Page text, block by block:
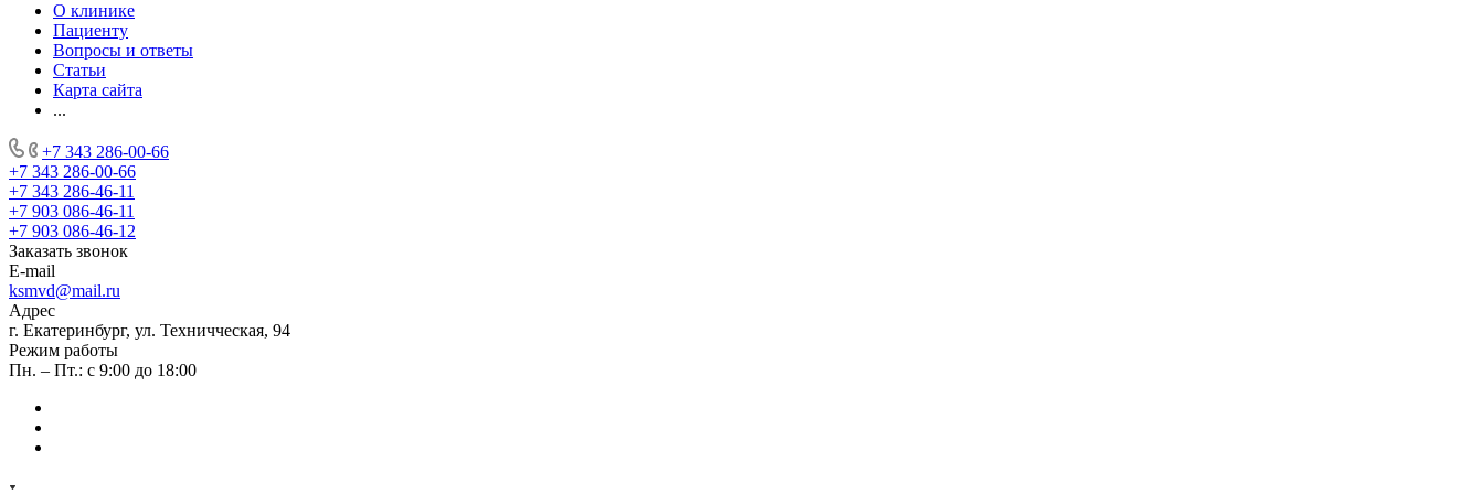
О клинике
Пациенту
Вопросы и ответы
Статьи
Карта сайта
...
+7 343 286-00-66
+7 343 286-00-66
+7 343 286-46-11
+7 903 086-46-11
+7 903 086-46-12
Заказать звонок
E-mail
ksmvd@mail.ru
Адрес
г. Екатеринбург, ул. Техничческая, 94
Режим работы
Пн. – Пт.: с 9:00 до 18:00